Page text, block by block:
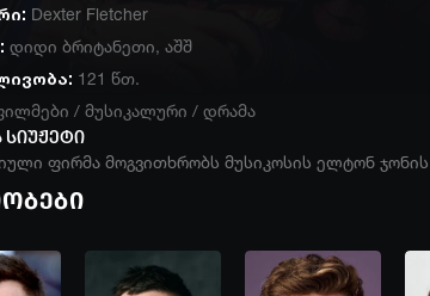
Dexter Fletcher
დიდი ბრიტანეთი, აშშ
121 წთ.
/ მუსიკალური / დრამა
ფირმა მოგვითხრობს მუსიკოსის ელტონ ჯონის